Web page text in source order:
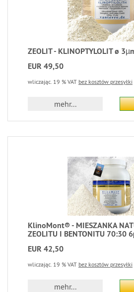
ZEOLIT - KLINOPTYLOLIT ø
EUR 49,50
wliczając. 19 % VAT bez kosztów przesyłki
mehr...
KlinoMont® - MIESZANKA
ZEOLITU I BENTONITU 70:30
EUR 42,50
wliczając. 19 % VAT bez kosztów przesyłki
mehr...